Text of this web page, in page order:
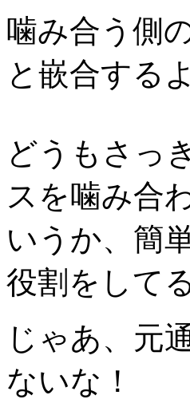
噛み合う側
と嵌合する
どうもさっ
スを噛み合
いうか、簡
役割をして
じゃあ、元
ないな！